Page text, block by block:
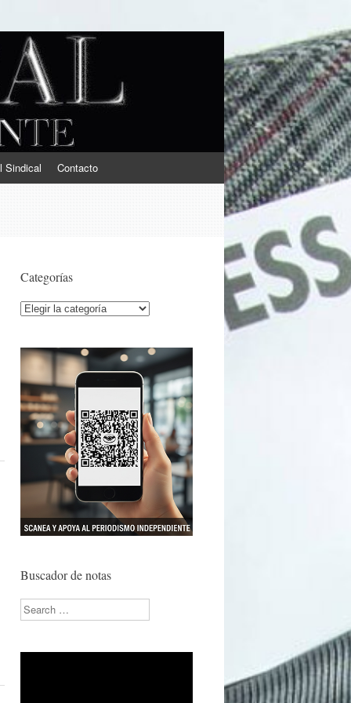
Sindical Contacto
Categorías
Categorías
Buscador de notas
Search